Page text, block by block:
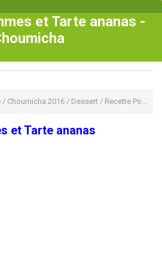
et Tarte ananas -
/ Choumicha 2016 / Dessert / Recette Pour Enfant
et Tarte ananas